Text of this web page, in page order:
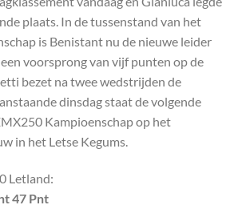
plaats. In de tussenstand van het
is Benistant nu de nieuwe leider
voorsprong van vijf punten op de
bezet na twee wedstrijden de
dinsdag staat de volgende
Kampioenschap op het
in het Letse Kegums.
Letland:
47 Pnt